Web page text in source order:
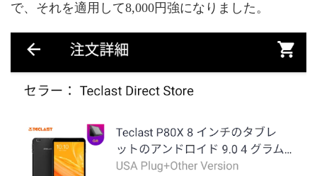
で、それを適用して8,000円強になりました。